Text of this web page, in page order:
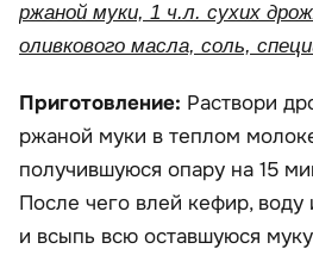
ржаной муки, 1 ч.л. сухих
оливкового масла, соль,
Приготовление: Раствори
ржаной муки в теплом
получившуюся опару на 15
После чего влей кефир,
и всыпь всю оставшуюся